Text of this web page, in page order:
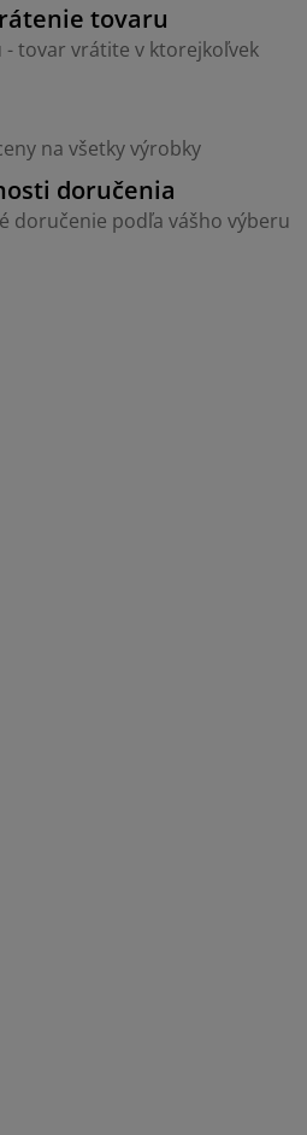
tovaru
- tovar vrátite v ktorejkoľvek
na všetky výrobky
doručenia
doručenie podľa vášho výberu